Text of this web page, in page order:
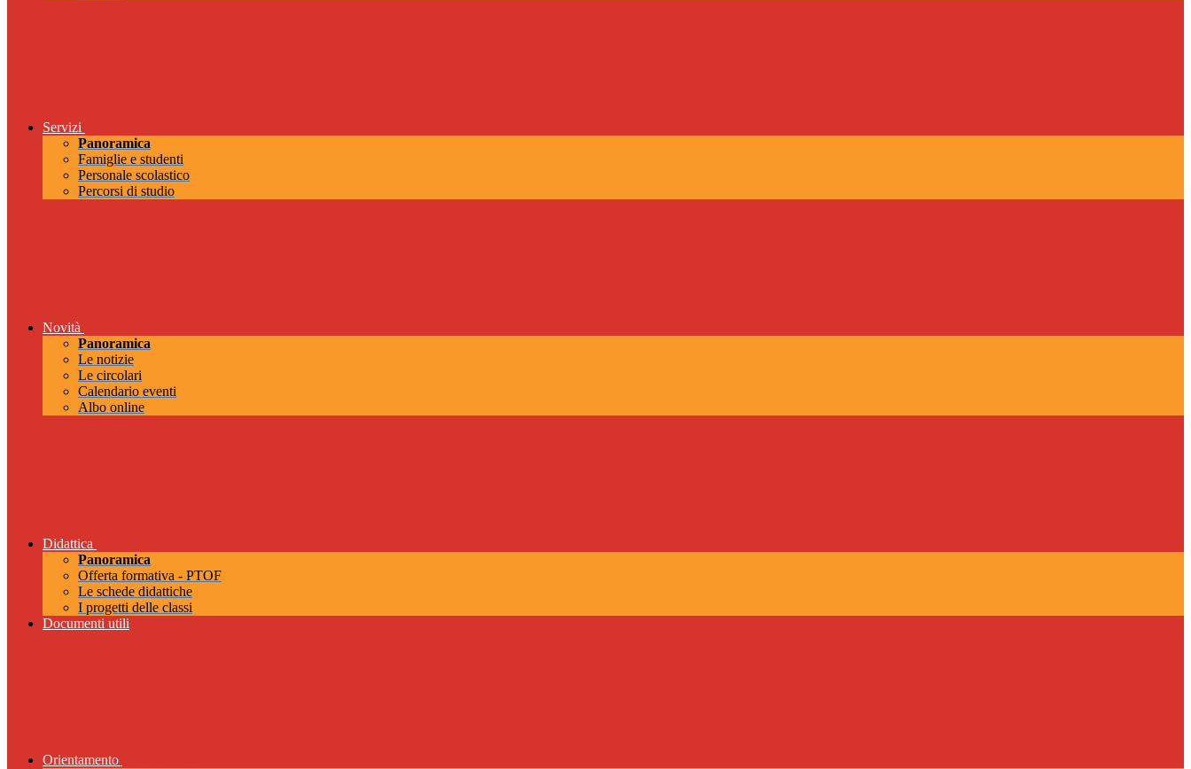
Servizi
Panoramica
Famiglie e studenti
Personale scolastico
Percorsi di studio
Novità
Panoramica
Le notizie
Le circolari
Calendario eventi
Albo online
Didattica
Panoramica
Offerta formativa - PTOF
Le schede didattiche
I progetti delle classi
Documenti utili
Orientamento